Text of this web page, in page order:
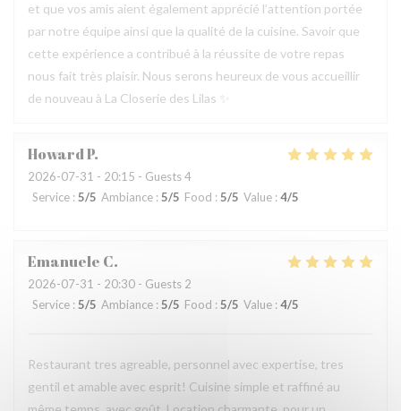
et que vos amis aient également apprécié l’attention portée
par notre équipe ainsi que la qualité de la cuisine. Savoir que
cette expérience a contribué à la réussite de votre repas
nous fait très plaisir. Nous serons heureux de vous accueillir
de nouveau à La Closerie des Lilas ✨
HowardP
2026-07-31 - 20:15 - Guests 4
Service : 5/5 Ambiance : 5/5 Food : 5/5 Value : 4/5
Emanuele C
2026-07-31 - 20:30 - Guests 2
Service :5/5 Ambiance : 5/5 Food : 5/5 Value : 4/5
Restaurant tres agreable, personnel avec expertise, tres
gentil et amable avec esprit! Cuisine simple et raffiné au